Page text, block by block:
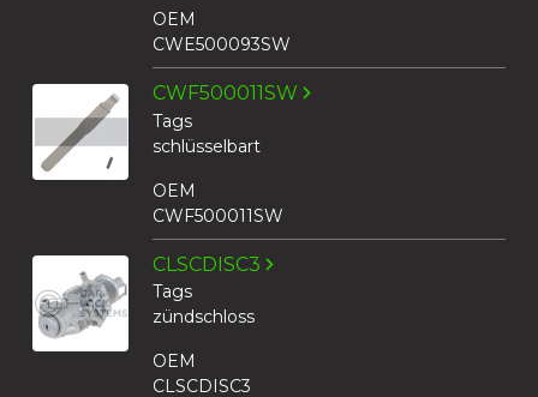
OEM
CWE500093SW
CWF500011SW
Tags
schlüsselbart
OEM
CWF500011SW
CLSCDISC3
Tags
zündschloss
OEM
CLSCDISC3